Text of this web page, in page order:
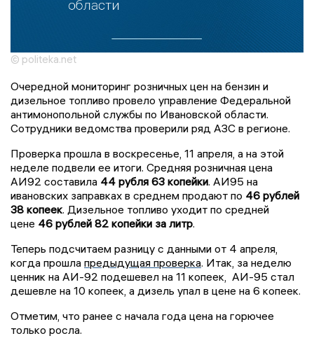
© politeka.net
Очередной мониторинг розничных цен на бензин и
дизельное топливо провело управление Федеральной
антимонопольной службы по Ивановской области.
Сотрудники ведомства проверили ряд АЗС в регионе.
Проверка прошла в воскресенье, 11 апреля, а на этой
неделе подвели ее итоги. Средняя розничная цена
АИ92 составила 44 рубля 63 копейки. АИ95 на
ивановских заправках в среднем продают по 46 рублей
38 копеек. Дизельное топливо уходит по средней
цене 46 рублей 82 копейки за литр.
Теперь подсчитаем разницу с данными от 4 апреля,
когда прошла предыдущая проверка. Итак, за неделю
ценник на АИ-92 подешевел на 11 копеек, АИ-95 стал
дешевле на 10 копеек, а дизель упал в цене на 6 копеек.
Отметим, что ранее с начала года цена на горючее
только росла.